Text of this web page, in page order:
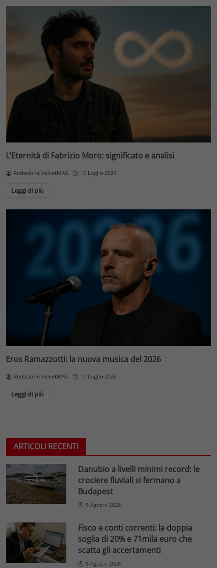
L’Eternità di Fabrizio Moro: significato e analisi
Redazione VelvetMAG 10 Luglio 2026
Leggi di più
Eros Ramazzotti: la nuova musica del 2026
Redazione VelvetMAG 10 Luglio 2026
Leggi di più
ARTICOLI RECENTI
Danubio a livelli minimi record: le
crociere fluviali si fermano a
Budapest
5 Agosto 2026
Fisco e conti correnti: la doppia
soglia di 20% e 71mila euro che
scatta gli accertamenti
5 Agosto 2026